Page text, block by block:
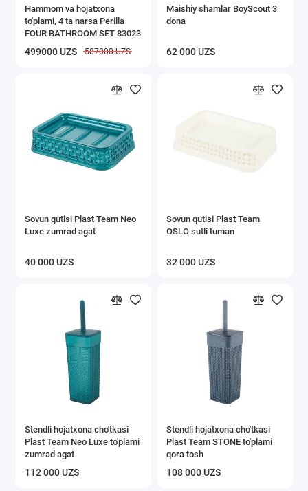
Hammom va hojatxona
to'plami, 4 ta narsa Perilla
FOUR BATHROOM SET 83023
499000 UZS 587000 UZS
Maishiy shamlar BoyScout 3
dona
62 000 UZS
Sovun qutisi Plast Team Neo
Luxe zumrad agat
40 000 UZS
Sovun qutisi Plast Team
OSLO sutli tuman
32 000 UZS
Stendli hojatxona cho'tkasi
Plast Team Neo Luxe to'plami
zumrad agat
112 000 UZS
Stendli hojatxona cho'tkasi
Plast Team STONE to'plami
qora tosh
108 000 UZS